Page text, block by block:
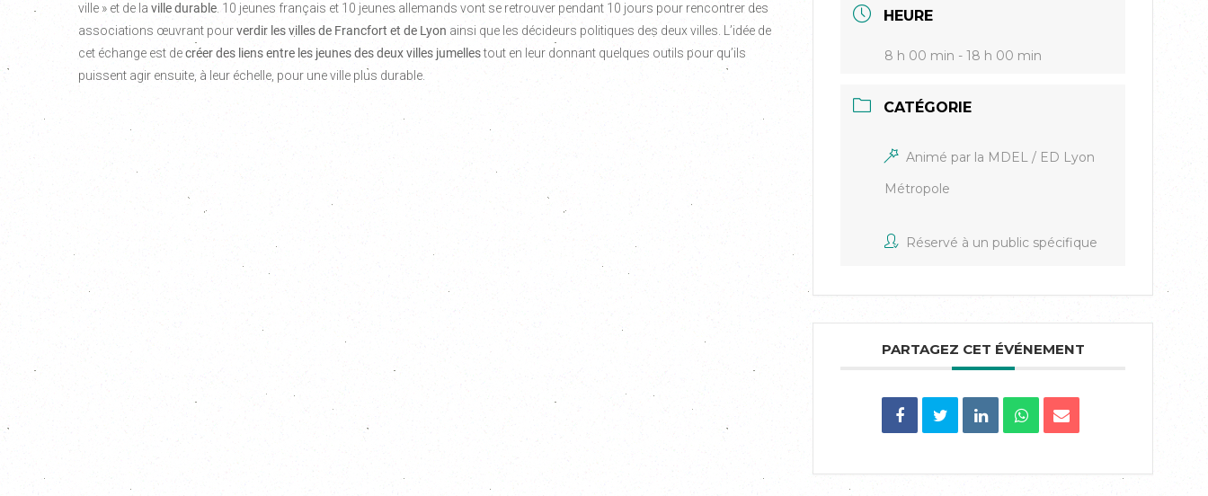
ville » et de la ville durable . 10 jeunes français et 10 jeunes allemands vont se retrouver pendant 10 jours pour rencontrer des
associations œuvrant pourverdir les villes de Francfort et de Lyon ainsi que les décideurs politiques des deux villes. L’idée de
cet échange est decréer des liens entre les jeunes des deux villes jumellestout en leur donnant quelques outils pour qu’ils
puissent agir ensuite, à leur échelle, pour une ville plus durable.
HEURE
8 h 00 min - 18 h 00 min
CATÉGORIE
Animé par la MDEL / ED Lyon
Métropole
Réservé à un public spécifique
PARTAGEZ CET ÉVÉNEMENT